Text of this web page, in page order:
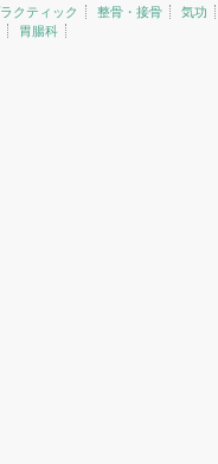
クティック
整骨・接骨 気功
胃腸科